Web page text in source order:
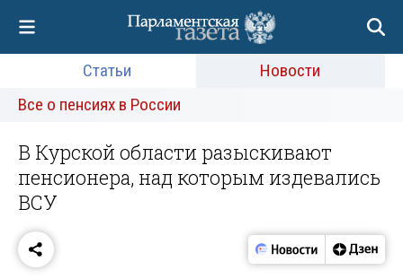
Статьи
Новости
Все о пенсиях в России
В Курской области разыскивают
пенсионера, над которым издевались
ВСУ